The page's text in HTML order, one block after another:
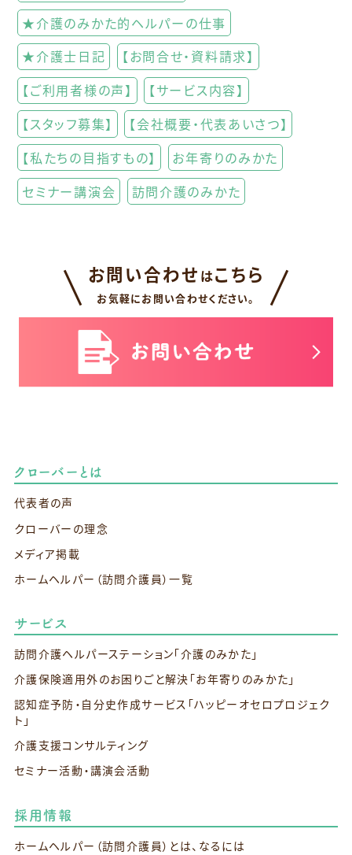
★介護のみかた的ヘルパーの仕事
★介護士日記
【お問合せ・資料請求】
【ご利用者様の声】
【サービス内容】
【スタッフ募集】
【会社概要・代表あいさつ】
【私たちの目指すもの】
お年寄りのみかた
セミナー講演会
訪問介護のみかた
お問い合わせ はこちら
お気軽にお問い合わせください。
クローバーとは
代表者の声
クローバーの理念
メディア掲載
ホームヘルパー（訪問介護員）一覧
サービス
訪問介護ヘルパーステーション「介護のみかた」
介護保険適用外のお困りごと解決 「お年寄りのみかた」
認知症予防・自分史作成サービス 「ハッピーオセロプロジェク
ト」
介護支援コンサルティング
セミナー活動・講演会活動
採用情報
ホームヘルパー（訪問介護員）とは、なるには